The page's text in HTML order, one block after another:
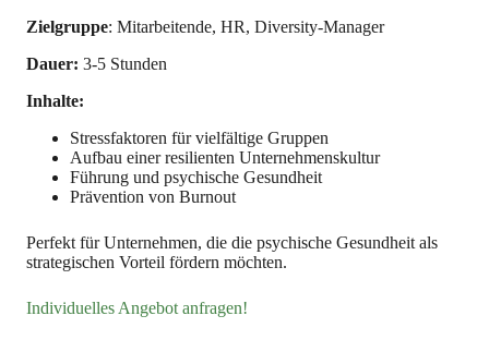
Zielgruppe: Mitarbeitende, HR, Diversity-Manager
Dauer: 3-5 Stunden
Inhalte:
Stressfaktoren für vielfältige Gruppen
Aufbau einer resilienten Unternehmenskultur
Führung und psychische Gesundheit
Prävention von Burnout
Perfekt für Unternehmen, die die psychische Gesundheit als
strategischen Vorteil fördern möchten.
Individuelles Angebot anfragen!